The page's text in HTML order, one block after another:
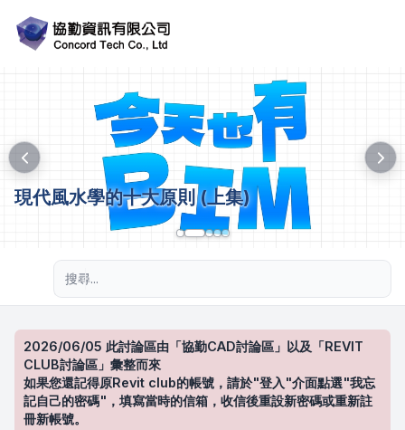
現代風水學的十大原則 (上集)
2026/06/05 此討論區由「協勤CAD討論區」以及「REVIT
CLUB討論區」彙整而來
如果您還記得原Revit club的帳號，請於"登入"介面點選"我忘
記自己的密碼"，填寫當時的信箱，收信後重設新密碼或重新註
冊新帳號。